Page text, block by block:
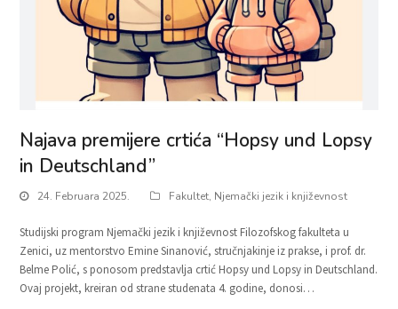
Najava premijere crtića “Hopsy und Lopsy
in Deutschland”
24. Februara 2025. Fakultet, Njemački jezik i književnost
Studijski program Njemački jezik i književnost Filozofskog fakulteta u
Zenici, uz mentorstvo Eminе Sinanović, stručnjakinje iz prakse, i prof. dr.
Belme Polić, s ponosom predstavlja crtić Hopsy und Lopsy in Deutschland.
Ovaj projekt, kreiran od strane studenata 4. godine, donosi…